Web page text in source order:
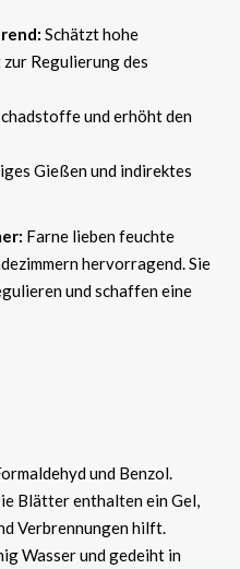
Schätzt hohe
Regulierung des
und erhöht den
Gießen und indirektes
Farne lieben feuchte
hervorragend. Sie
und schaffen eine
und Benzol.
Blätter enthalten ein Gel,
Verbrennungen hilft.
Wasser und gedeiht in